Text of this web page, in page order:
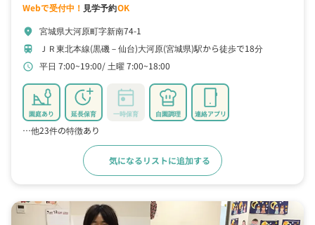
Webで受付中！ 見学予約OK
location_on 宮城県大河原町字新南74-1
train ＪＲ東北本線(黒磯－仙台)大河原(宮城県)駅から徒歩で18分
schedule 平日 7:00~19:00 土曜 7:00~18:00
園庭あり 延長保育 一時保育 自園調理 連絡アプリ
…他23件の特徴あり
気になるリストに追加する